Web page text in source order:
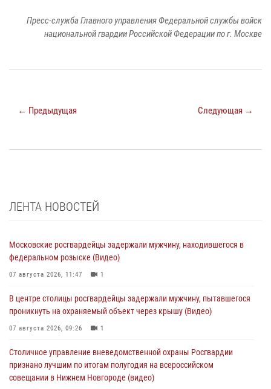
Пресс-служба Главного управления Федеральной службы войск
национальной гвардии Российской Федерации по г. Москве
← Предыдущая Следующая →
ЛЕНТА НОВОСТЕЙ
Московские росгвардейцы задержали мужчину, находившегося в
федеральном розыске (Видео)
07 августа 2026, 11:47 1
В центре столицы росгвардейцы задержали мужчину, пытавшегося
проникнуть на охраняемый объект через крышу (Видео)
07 августа 2026, 09:26 1
Столичное управление вневедомственной охраны Росгвардии
признано лучшим по итогам полугодия на всероссийском
совещании в Нижнем Новгороде (видео)